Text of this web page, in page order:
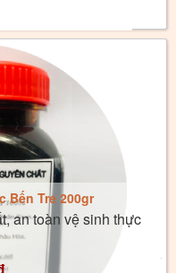
Bến Tre 200gr
an toàn vệ sinh thực